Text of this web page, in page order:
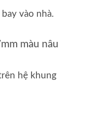
vào nhà.
màu nâu
hệ khung